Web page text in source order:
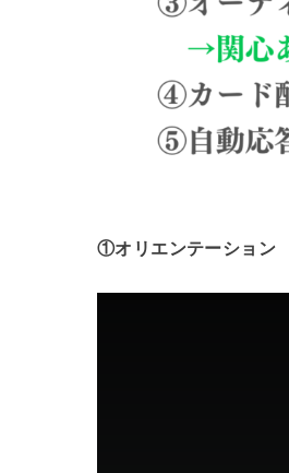
①オリエンテーション